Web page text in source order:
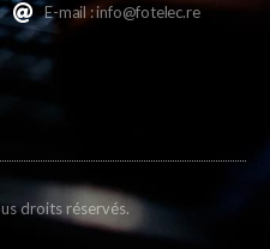
E-mail : info@fotelec.re
droits réservés.